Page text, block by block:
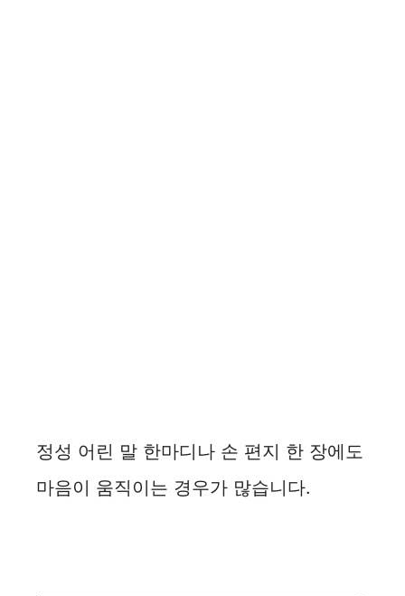
정성 어린 말 한마디나 손 편지 한 장에도
마음이 움직이는 경우가 많습니다.